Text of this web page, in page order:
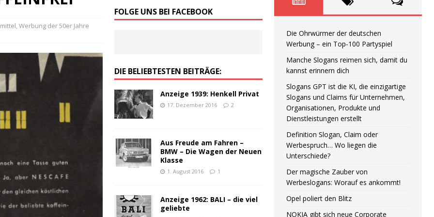
ALLGEMEIN
Werbung – ein Top-100 Partyspiel
,Werbung der 50er Jahre
FOLGE UNS BEI FACEBOOK
DIE BELIEBTESTEN BEITRÄGE:
Anzeige 1939: Henkell Privat
17. Dezember 2016 2
Aus Freude am Fahren –
BMW – Die Wagen der Neuen
Klasse
1. August 2016 1
Anzeige 1962: BALI – die viel
geliebte
Die Ohrwürmer der deutschen
Werbung – ein Top-100 Partyspiel
Manche Slogans reimen sich, damit du
kannst erinnern dich
Slogans GPT ist die KI, die einzigartige
Slogans und Claims für Unternehmen,
Organisationen, Produkte und
Dienstleistungen erstellt
Definition Slogan, Claim oder
Werbespruch… Wo liegen die
Unterschiede?
Der magische Zauber von
Werbeslogans: Worauf es ankommt!
Opel poliert den Blitz
NOKIA gibt sich neue Corporate